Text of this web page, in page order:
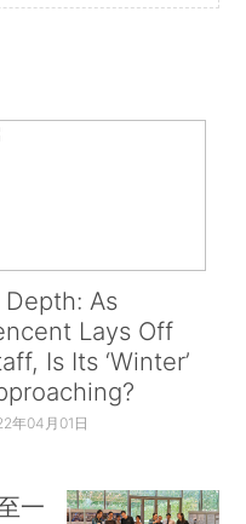
Depth: As
Lays Off
Is Its ‘Winter’
年04月01日
一